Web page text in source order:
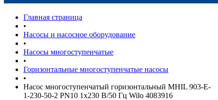
Главная страница
•
Насосы и насосное оборудование
•
Насосы многоступенчатые
•
Горизонтальные многоступенчатые насосы
•
Насос многоступенчатый горизонтальный MHIL 903-E-
1-230-50-2 PN10 1х230 В/50 Гц Wilo 4083916